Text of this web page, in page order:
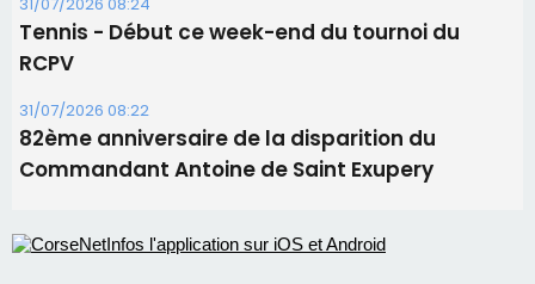
Les plus lus
Satine Nomary est la nouvelle Miss Corse 2026
Éclipse du 12 août : la Corse aux premières loges
d'un spectacle qui ne reviendra pas avant 2081
avant le concert de Mosimann